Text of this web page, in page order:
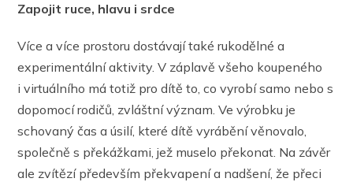
Zapojit ruce, hlavu i srdce
Více a více prostoru dostávají také rukodělné a
experimentální aktivity. V záplavě všeho koupeného
i virtuálního má totiž pro dítě to, co vyrobí samo nebo s
dopomocí rodičů, zvláštní význam. Ve výrobku je
schovaný čas a úsilí, které dítě vyrábění věnovalo,
společně s překážkami, jež muselo překonat. Na závěr
ale zvítězí především překvapení a nadšení, že přeci